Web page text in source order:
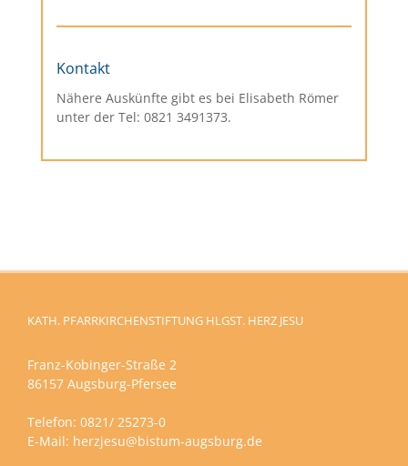
Kontakt
Nähere Auskünfte gibt es bei Elisabeth Römer
unter der Tel: 0821 3491373.
KATH. PFARRKIRCHENSTIFTUNG HLGST. HERZ JESU
Franz-Kobinger-Straße 2
86157 Augsburg-Pfersee
Telefon: 0821/ 25273-0
E-Mail: herzjesu@bistum-augsburg.de